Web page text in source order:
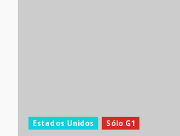
Estados Unidos Sólo G1